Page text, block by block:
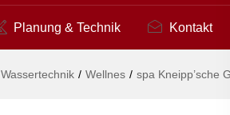
Planung & Technik Kontakt
Wassertechnik / Wellnes / spa Kneipp’sche